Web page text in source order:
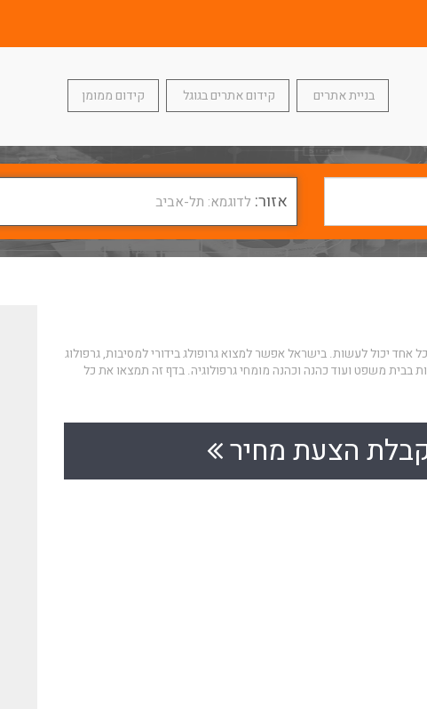
בניית אתרים קידום אתרים בגוגל קידום ממומן
אזור: לדוגמא: תל-אביב
אחד יכול לעשות. בישראל אפשר למצוא גרופולג בידורי למסיבות,גרפולוג
בבית משפט ועוד כהנה וכהנה מומחי גרפולוגיה. בדף זה תמצאו את כל
הצעת מחיר